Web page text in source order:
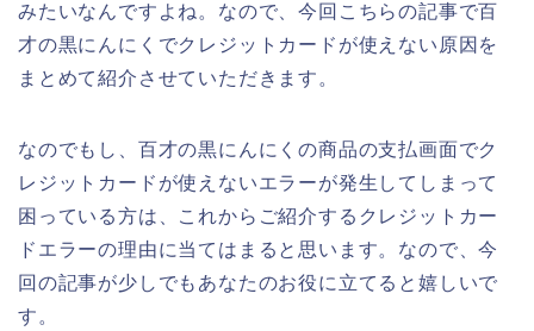
みたいなんですよね。なので、今回こちらの記事で百
才の黒にんにくでクレジットカードが使えない原因を
まとめて紹介させていただきます。
なのでもし、百才の黒にんにくの商品の支払画面でク
レジットカードが使えないエラーが発生してしまって
困っている方は、これからご紹介するクレジットカー
ドエラーの理由に当てはまると思います。なので、今
回の記事が少しでもあなたのお役に立てると嬉しいで
す。